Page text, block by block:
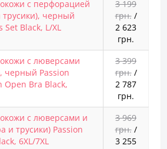
с перфорацией
трусики), черный
Set Black, L/XL
3 199
грн./
2 623
грн.
с люверсами
черный Passion
Open Bra Black,
3 399
грн./
2 787
грн.
с люверсами и
и трусики) Passion
6XL/7XL
3 969
грн./
3 255